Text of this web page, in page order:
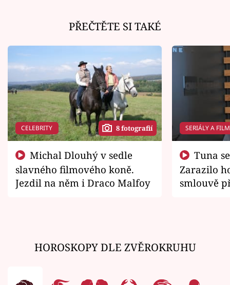
PŘEČTĚTE SI TAKÉ
CELEBRITY 8 fotografií
slavného filmového koně.
Jezdil na něm i Draco Malfoy
SERIÁLY A
Zarazilo
smlouvě
HOROSKOPY DLE ZVĚROKRUHU